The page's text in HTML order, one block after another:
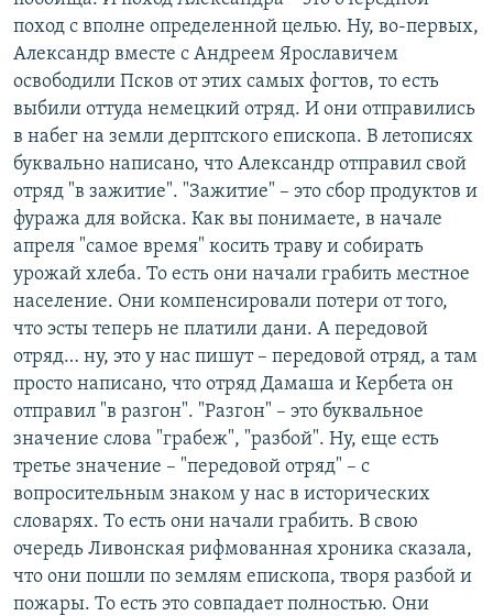
поход с вполне определенной целью. Ну, во-первых,
Александр вместе с Андреем Ярославичем
освободили Псков от этих самых фогтов, то есть
выбили оттуда немецкий отряд. И они отправились
в набег на земли дерптского епископа. В летописях
буквально написано, что Александр отправил свой
отряд "в зажитие". "Зажитие" – это сбор продуктов и
фуража для войска. Как вы понимаете, в начале
апреля "самое время" косить траву и собирать
урожай хлеба. То есть они начали грабить местное
население. Они компенсировали потери от того,
что эсты теперь не платили дани. А передовой
отряд… ну, это у нас пишут – передовой отряд, а там
просто написано, что отряд Дамаша и Кербета он
отправил "в разгон". "Разгон" – это буквальное
значение слова "грабеж", "разбой". Ну, еще есть
третье значение – "передовой отряд" – с
вопросительным знаком у нас в исторических
словарях. То есть они начали грабить. В свою
очередь Ливонская рифмованная хроника сказала,
что они пошли по землям епископа, творя разбой и
пожары. То есть это совпадает полностью. Они